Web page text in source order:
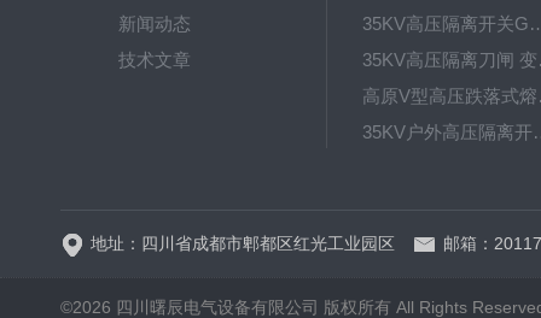
新闻动态
技术文章
35KV高压隔离开关
高
35KV户外
地址：四川省成都市郫都区红光工业园区 邮箱：
©2026 四川曙辰电气设备有限公司 版权所有 All Rights